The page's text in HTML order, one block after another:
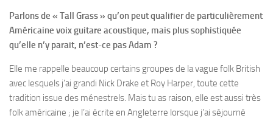
Parlons de « Tall Grass » qu’on peut qualifier de particulièrement
Américaine voix guitare acoustique, mais plus sophistiquée
qu’elle n’y parait, n’est-ce pas Adam ?
Elle me rappelle beaucoup certains groupes de la vague folk British
avec lesquels j’ai grandi Nick Drake et Roy Harper, toute cette
tradition issue des ménestrels. Mais tu as raison, elle est aussi très
folk américaine ; je l’ai écrite en Angleterre lorsque j’ai séjourné